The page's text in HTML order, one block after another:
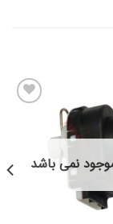
موجود نمی باشد